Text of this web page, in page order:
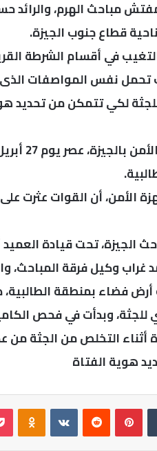
مباحث الهرم، والرائد
قطاع جنوب الجيزة.
في أقسام الشرطة
نفس المواصفات الذى
لكي تتمكن من تحديد
وقبل
الأمن، أن القوات عثرت
تحت قيادة العميد
غراب وكيل فرقة المباحث،
فضاء بمنطقة
للجثة، وبدأت في فحص
أثناء التخلص من الجثة من
هوية الفتاة
بينتيريست